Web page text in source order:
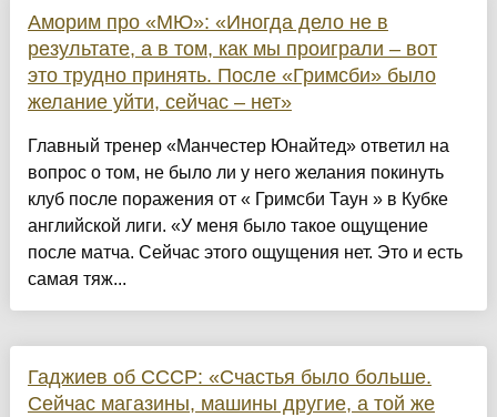
Аморим про «МЮ»: «Иногда дело не в
результате, а в том, как мы проиграли – вот
это трудно принять. После «Гримсби» было
желание уйти, сейчас – нет»
Главный тренер «Манчестер Юнайтед» ответил на
вопрос о том, не было ли у него желания покинуть
клуб после поражения от « Гримсби Таун » в Кубке
английской лиги. «У меня было такое ощущение
после матча. Сейчас этого ощущения нет. Это и есть
самая тяж...
Гаджиев об СССР: «Счастья было больше.
Сейчас магазины, машины другие, а той же